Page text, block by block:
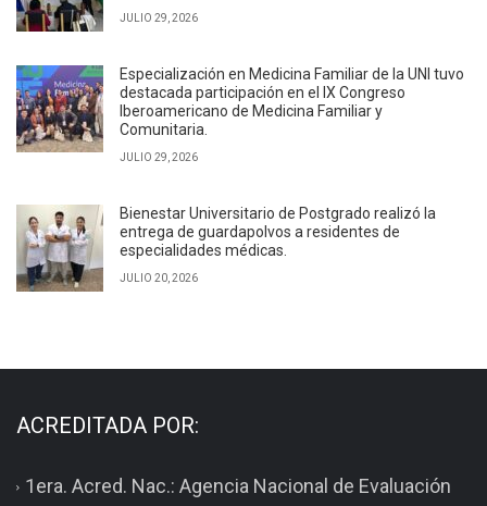
JULIO 29, 2026
Especialización en Medicina Familiar de la UNI tuvo
destacada participación en el IX Congreso
Iberoamericano de Medicina Familiar y
Comunitaria.
JULIO 29, 2026
Bienestar Universitario de Postgrado realizó la
entrega de guardapolvos a residentes de
especialidades médicas.
JULIO 20, 2026
ACREDITADA POR:
1era. Acred. Nac.: Agencia Nacional de Evaluación